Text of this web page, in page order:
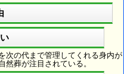
次の代まで管理してくれる身内が
然葬が注目されている。